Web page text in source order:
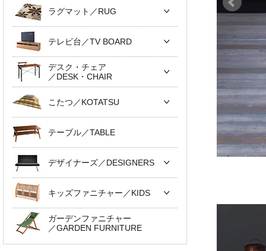
ラグマット／RUG
テレビ台／TV BOARD
デスク・チェア
／DESK・CHAIR
こたつ／KOTATSU
テーブル／TABLE
デザイナーズ／DESIGNERS
キッズファニチャー／KIDS
ガーデンファニチャー
／GARDEN FURNITURE